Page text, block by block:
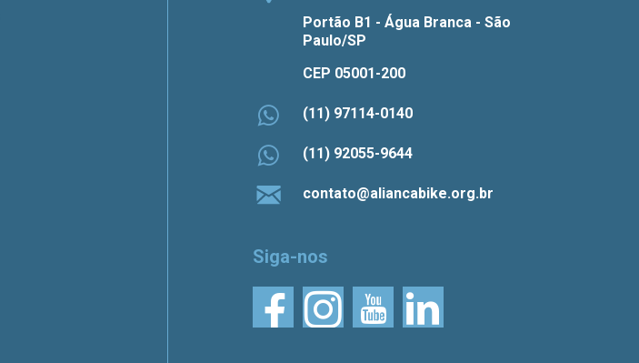
Portão B1 - Água Branca - São
Paulo/SP
CEP 05001-200
(11) 97114-0140
(11) 92055-9644
contato@aliancabike.org.br
Siga-nos